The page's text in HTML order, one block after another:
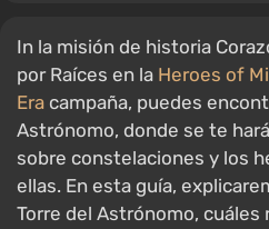
In la misión de historia
por Raíces en la Heroes of
Era campaña, puedes
Astrónomo, donde se te
sobre constelaciones y los
ellas. En esta guía,
Torre del Astrónomo, cuáles